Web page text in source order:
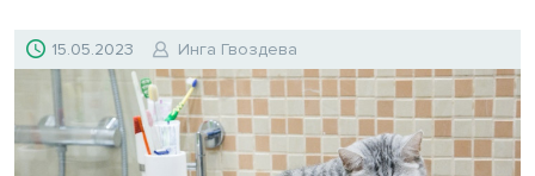
15.05.2023 Инга Гвоздева